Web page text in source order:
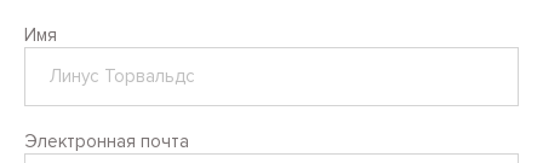
Имя
Электронная почта